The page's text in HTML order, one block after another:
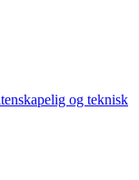
og teknisk